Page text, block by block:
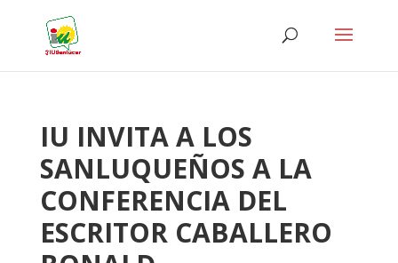
IU INVITA A LOS
SANLUQUEÑOS A LA
CONFERENCIA DEL
ESCRITOR CABALLERO